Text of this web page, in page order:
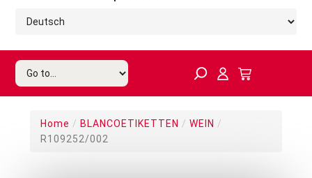
Home / BLANCOETIKETTEN / WEIN /
R109252/002